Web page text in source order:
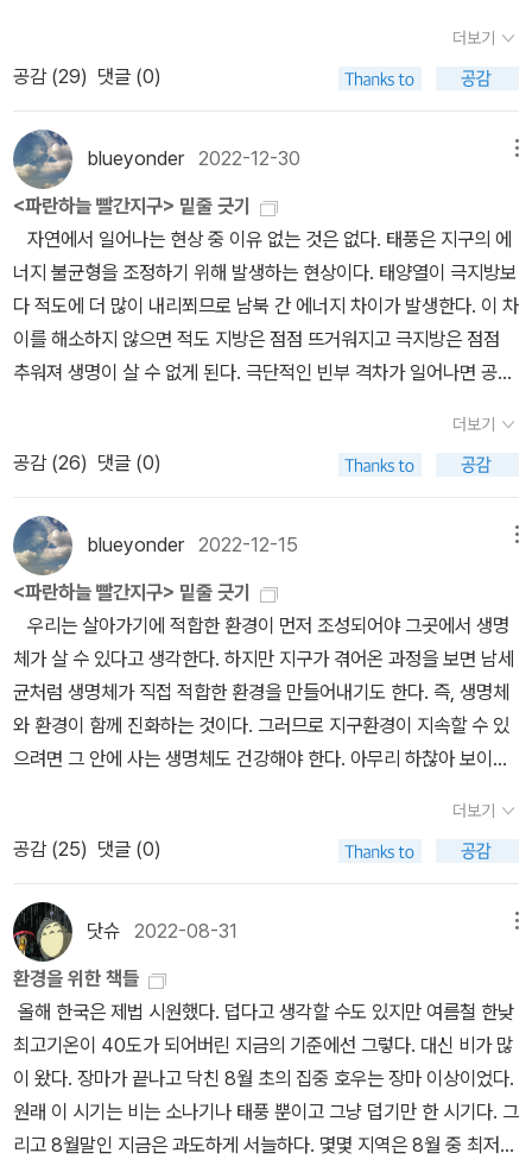
어 보면, 현재 지구상에 존재하는 생명들에게 기후위기가 얼마나 치
명적인 것이 될수 있는지 알수 있게 된다. 지구는 하나의 유기체처럼
모든 요소들을 조화를 이룸으로서 생명이 존재할수 있는 조건을 만들
어 내었다. 그중 탄소의 존재 형태는 절대적인 영향을 미친다. 탄소는
모든 생물들의 삶에 영향을 끼치며, 태양에 의해 만들어진 에너지를
제공해주는 에너지의 매개자이다. 이산화탄소는 탄소화합물이 완전
연소할 때 발생하는데 호흡을 통해 산소와 결합하여 이산화탄소가 만
들어진다. 이산화탄소는 지구의 온도를 조절할 뿐만 아니라 식물에
산소를 공급하는 역할을 한다. 적어도 홀로세 기간동안 지구의 탄소
농도는 일정하게 유지되었고 지구의 온도도 안정적이었으며 그에따
라 기후도 안정적인 상태로 유지되어 인간은 정착하여 농엽생산성을
땅속에 잘 보존되어있어야할 탄소들이 엄청난 속도로 지상으로 끌어
재는 거의 420ppm까지 올라갔다. 중요한 것은 80만년동안 거의 3
00ppm을 넘지 않았는데 불과 200 남짓하는 기간에 벌어진 변화라
는 것이다. 그리고 분명한 것은 이 모든 상황은 인간의 활동으로부터
비롯되었다는 사실이다. 이산화탄소는 한번 배출되면 5년에서 200
년을 대기중에 머물게 된다. 따라서 현재의 온실가스로인한 기후위기
상태는 지금 당장 넷제로를 달성한다고 해도 200년동안 지속될수 있
다. 현재 우리가 겪고 있는 기후재난은 앞으로도 계속될 것이고 더 심
하게 될 가능성이 크다. 또한 현재의 탄소배출을 획기적으로 줄이지
못한다면 인류를 포함한 지구상 모든 생명체들의 제 6의 멸종이 도래
할 가능성도 존재한다. 그것이 생명의 탄생과정으로부터 얻울 수 있
p’은 현재 위기의 본질을 제대로 보여준다. 지구를 향해 돌진하는 운
석이라는 명확하고 검증된 위협에도 인류는 제대로대처하지 못하고,
결국 파국을 맞이한다. 진짜 위기는 다가오는 운석이 아니라, 그 운석
에 제대로 대처할 수 없는 인간사회의 모습이다. 오늘날 기후위기는
기정사실이지만 그것으로부터 어떻게 대처하고 모든 생명이 서로를
도우며 공존할수 있을지는 수많은 가능성중의 하나로 남아있다. 진짜
위기는 공존을 위한 마지막 가능성을 선택할 능력이 인류에게 있을
것인가에 대한 불확실한 가정에 있다. 조천호박사의 강좌에서 가장
로 분류된 목록 가운데 아홉 번째가 바로 적란운이었던 데서 나왔다.
적란운은 모든 구름 중에서 가장 높이 치솟는다. 가장 위험한 구름인
클라우드 나인은 세상 꼭대기에 앉아 있는 황홀한 기분을 의미한다.
위험과 황홀은 함께 묶여 있는 것일까? (92 페이지) 구름방울은 중
력 때문에 아래로 떨어지려 하나 공기 저항으로 아주 느리게 낙하한
다. 구름방울 지름은 평균 5~15마이크로미터다. 10마이크로미터의
구름방울이 낙하하는 속력은 초속 1센티미터에 불과하므로 상승기류
가 있으면 쉽게 날아오르고, 바람에 따라 자유롭게 떠다닐 수 있다. 그
러므로 구름은 땅에 내려앉지 않고 사라지는 순간까지 공중에 머무를
수 있다. 햇빛이 공기 분자에 도달하면 파란빛이 다른 색보다 더 강
하게 산란해 하늘이 파랗게 보인다. 한편 햇빛은 원래 흰색인데 공기
분자보다 큰 구름방울은 햇빛의 모든 색깔을 거의 똑같이 산란시켜
구름을 하얗게 보이게 한다... 물은 표면적을 작게 하려는 성질이 있
다. 공중에 떠 있는 먼지에 수증기가 달라붙어 물방울이 커지기 때문
에 비가 내린다. 즉, 먼지는 구름을 만들 때 응결핵으로 작용한다. 구
름방울 크기가 100마이크로미터보다 커지면 빗방울이 되어 떨어진
다. (93~94 페이지)
더보기
공감 (29) 댓글 (0)
blueyonder2022-12-30
<파란하늘 빨간지구> 밑줄 긋기
자연에서 일어나는 현상 중 이유 없는 것은 없다. 태풍은 지구의 에
너지 불균형을 조정하기 위해 발생하는 현상이다. 태양열이 극지방보
다 적도에 더 많이 내리쬐므로 남북 간 에너지 차이가 발생한다. 이 차
이를 해소하지 않으면 적도 지방은 점점 뜨거워지고 극지방은 점점
추워져 생명이 살 수 없게 된다. 극단적인 빈부 격차가 일어나면 공동
과정에서 모든 기상 현상이 발생한다. 중위도에서 발생하는 고기압과
저기압은 열대지방의 따뜻한 공기를 북쪽으로, 극지방의 차가운 공기
를 남쪽으로 보낸다. 이와 함께 해양에서도 열대의 따뜻한 물이 북쪽
으로 이동한다. 이렇게 해도 열대 해양에서 발생한 과한 에너지가 해
소되지 않는 경우가 있다. 태풍은 이 과한 에너지를 직접 북쪽으로 옮
긴다.여러 피해를 일으키지만 태풍은 지구의 생명력을 위해 꼭 필요
하다. 그래서 우주에서 바라본 소용돌이치는 태풍의 모습은 지구가
살아 있다는 증표이기도 하다. 태풍은 따뜻한 해양에서 나오는 열에
너지를 이용해 소용돌이 바람을 일으키고 대기로 열을 방출하는 거대
한 자연 엔진이다. 자동차 엔진이 휘발유를 폭발시킨 에너지로 바퀴
를 돌리고 배기가스로 열을 배출하는 원리와 같다. 자연이 만들어낸
태풍 엔진의 효율은 약 33퍼센트 정도로 인간이 정교하게 만든 자동
차 엔진의 효율과 거의 같다. 해양 수온이 26도를 넘어야 태풍이 생
기 때문이다. 수증기는 '하얀 석탄'이라는 별명을 가지고 있는데, 이
수증기가 곧 태풍의 연료다. 해양 열이 수증기 안에 숨은 상태로 대기
에 공급된다. (83~84 페이지)
더보기
공감 (26) 댓글 (0)
blueyonder2022-12-15
<파란하늘 빨간지구> 밑줄 긋기
우리는 살아가기에 적합한 환경이 먼저 조성되어야 그곳에서 생명
체가 살 수 있다고 생각한다. 하지만 지구가 겪어온 과정을 보면 남세
균처럼 생명체가 직접 적합한 환경을 만들어내기도 한다. 즉, 생명체
와 환경이 함께 진화하는 것이다. 그러므로 지구환경이 지속할 수 있
으려면 그 안에 사는 생명체도 건강해야 한다. 아무리 하찮아 보이는
생명체가 번성하려면 기후가 안정되어야 했다. 달이 그 역할을 했다.
화성과 비슷한 크기의 원시 행성이 원시 지구와 충돌했으며, 그 과정
에서 달이 만들어졌다. 달이 세차운동이라고 부르는 지구 자전축의
흔들림을 안정시켰다. 혼자 뱅글뱅글 도는 사람이 있고 손잡고 함께
도는 사람이 있을 때, 둘 중 누가 더 안정적일까? 달과 지구가 그런 셈
이다. 만일 달이 없었다면, 지구 자전축의 변화가 지금보다 더 커서 날
씨 변화가 극심했을 것이다. 극심하게 변하는 기후에서는 인류 문명
이 탄생하기 어려웠을 것이다. ... 대충돌이 지구 자전축을 기울어
지게 만들었고, 그 덕분에 계절이 생겼다. 지구 자전축이 기울어지지
않고 공전 면과 수직이라면 지구 어디서든 밤낮 길이는 12시간으로
똑같다. 그랬다면 계절 변화가 없었을 것이고, 적도 지역은 더 뜨겁고
더보기
공감 (25) 댓글 (0)
닷슈 2022-08-31
환경을 위한 책들
올해 한국은 제법 시원했다. 덥다고 생각할 수도 있지만 여름철 한낮
최고기온이 40도가 되어버린 지금의 기준에선 그렇다. 대신 비가 많
이 왔다. 장마가 끝나고 닥친 8월 초의 집중 호우는 장마 이상이었다.
원래 이 시기는 비는 소나기나 태풍 뿐이고 그냥 덥기만 한 시기다. 그
리고 8월말인 지금은 과도하게 서늘하다. 몇몇 지역은 8월 중 최저